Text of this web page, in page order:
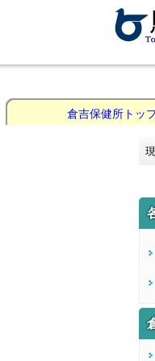
倉吉保健所トッ